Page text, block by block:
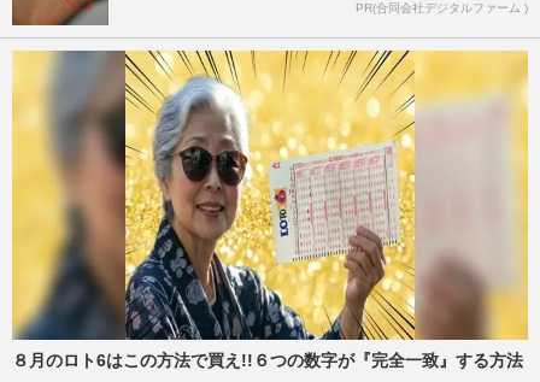
PR(合同会社デジタルファーム )
８月のロト6はこの方法で買え!!６つの数字が『完全一致』する方法